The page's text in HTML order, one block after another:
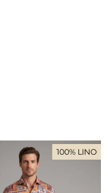
100% LINO